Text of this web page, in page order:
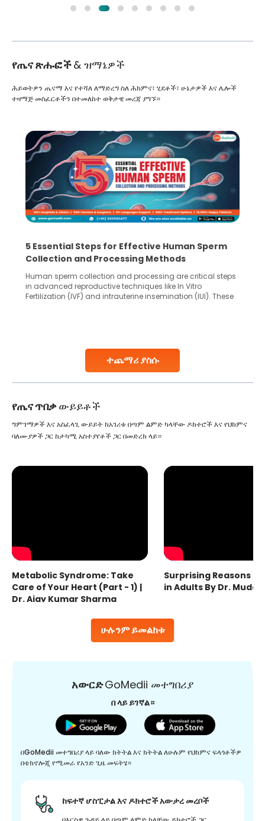
የጤና ጽሑፎች& ዝማኔዎች
ተጨማሪ ያስሱ
ሕይወትዎን ጤናማ እና የተሻለ ለማድረግ ስለ ሕክምና፣ ሂደቶች፣ ሁኔታዎች እና ሌሎች
ተዛማጅ መስፈርቶችን በተመለከተ ወቅታዊ መረጃ ያግኙ።
5 Essential Steps for Effective Human Sperm
Collection and Processing Methods
Human sperm collection and processing are critical steps
in advanced reproductive techniques like In Vitro
Fertilization (IVF) and intrauterine insemination (IUI). These
collected, they process the
የጤና ጥበቃውይይቶች
ሁሉንም ይመልከቱ
ግምገማዎች እና አስፈላጊ ውይይት ከአገሪቱ በጣም ልምድ ካላቸው ዶክተሮች እና የህክምና
ባለሙያዎች ጋር ከታካሚ አስተያየቶች ጋር በመድረክ ላይ።
Metabolic Syndrome: Take
Care of Your Heart (Part - 1) |
Dr. Ajay Kumar Sharma
Surprising Reasons
in Adults By Dr.
አውርድGoMedii መተግበሪያ
በ ላይ ይገኛል።
በGoMedii መተግበሪያ ላይ ባለው ክትትል እና ክትትል ለሁሉም የህክምና ፍላጎቶችዎ
በቴክኖሎጂ የሚመራ የአንድ ጊዜ መፍትሄ።
ከፍተኛ ሆስፒታል እና ዶክተሮች አውታረ መረቦች